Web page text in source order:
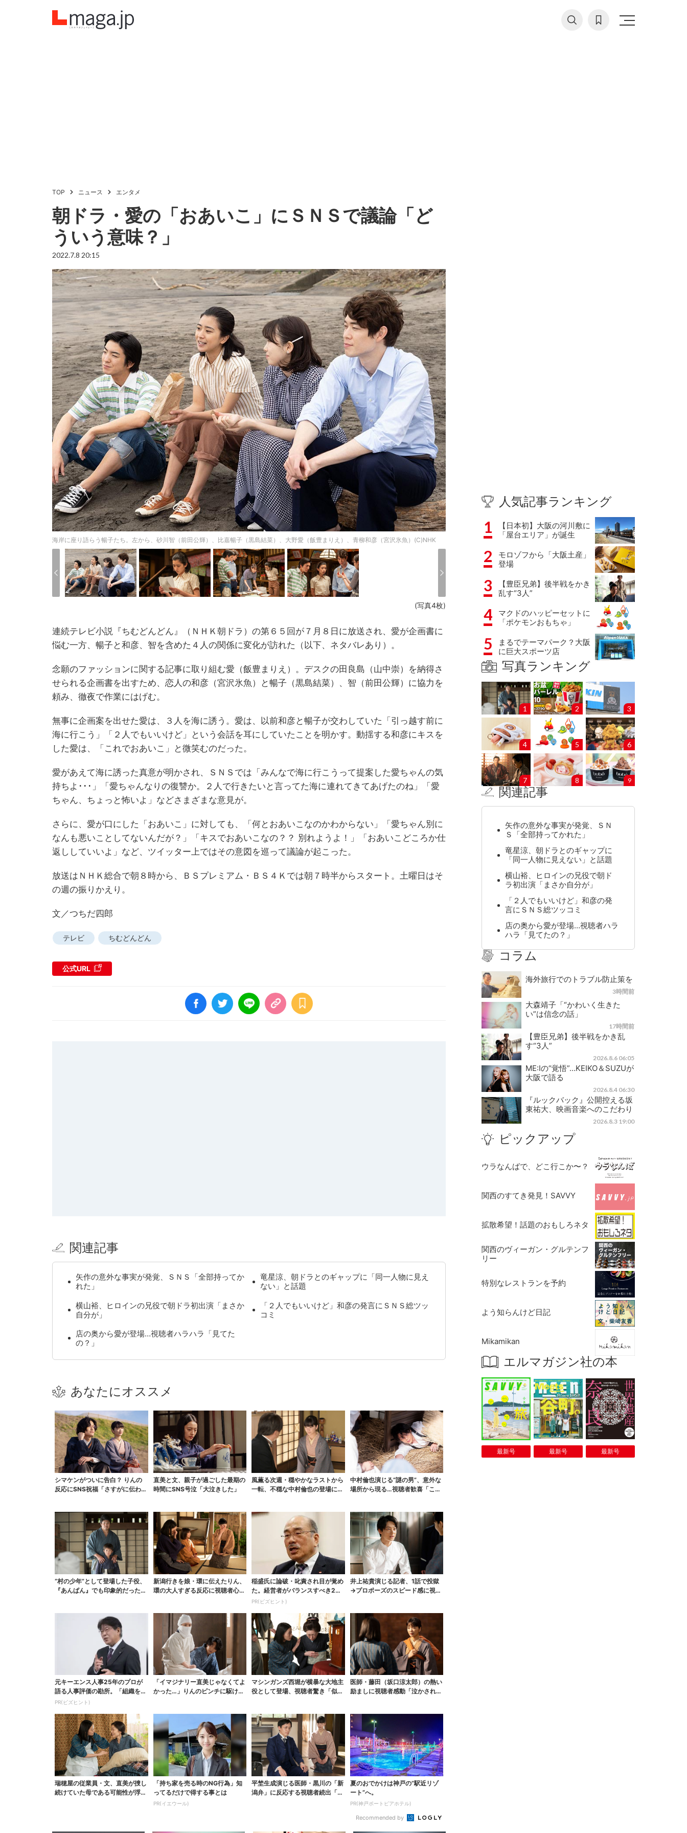
TOP ニュース エンタメ
朝ドラ・愛の「おあいこ」にＳＮＳで議論「ど
ういう意味？」
2022.7.8 20:15
海岸に座り語らう暢子たち。左から、砂川智（前田公輝）、比嘉暢子（黒島結菜）、大野愛（飯豊まりえ）、青柳和彦（宮沢氷魚）(C)NHK
(写真4枚)
連続テレビ小説『ちむどんどん』（ＮＨＫ朝ドラ）の第６５回が７月８日に放送され、愛が企画書に
悩む一方、暢子と和彦、智を含めた４人の関係に変化が訪れた（以下、ネタバレあり）。
念願のファッションに関する記事に取り組む愛（飯豊まりえ）。デスクの田良島（山中崇）を納得さ
せられる企画書を出すため、恋人の和彦（宮沢氷魚）と暢子（黒島結菜）、智（前田公輝）に協力を
頼み、徹夜で作業にはげむ。
無事に企画案を出せた愛は、３人を海に誘う。愛は、以前和彦と暢子が交わしていた「引っ越す前に
海に行こう」「２人でもいいけど」という会話を耳にしていたことを明かす。動揺する和彦にキスを
した愛は、「これでおあいこ」と微笑むのだった。
愛があえて海に誘った真意が明かされ、ＳＮＳでは「みんなで海に行こうって提案した愛ちゃんの気
持ちよ･･･」「愛ちゃんなりの復讐か。２人で行きたいと言ってた海に連れてきてあげたのね」「愛
ちゃん、ちょっと怖いよ」などさまざまな意見が。
さらに、愛が口にした「おあいこ」に対しても、「何とおあいこなのかわからない」「愛ちゃん別に
なんも悪いことしてないんだが？」「キスでおあいこなの？？ 別れようよ！」「おあいこどころか仕
返ししていいよ」など、ツイッター上ではその意図を巡って議論が起こった。
放送はＮＨＫ総合で朝８時から、ＢＳプレミアム・ＢＳ４Ｋでは朝７時半からスタート。土曜日はそ
の週の振りかえり。
文／つちだ四郎
テレビ ちむどんどん
公式URL
関連記事
矢作の意外な事実が発覚、ＳＮＳ「全部持ってか
れた」
竜星涼、朝ドラとのギャップに「同一人物に見え
ない」と話題
横山裕、ヒロインの兄役で朝ドラ初出演「まさか
自分が」
「２人でもいいけど」和彦の発言にＳＮＳ総ツッ
コミ
店の奥から愛が登場…視聴者ハラハラ「見てた
の？」
あなたにオススメ
シマケンがついに告白？ りんの
反応にSNS祝福「さすがに伝わっ
直美と文、親子が過ごした最期の
時間にSNS号泣「大泣きした」
風薫る次週・穏やかなラストから
一転、不穏な中村倫也の登場に視
中村倫也演じる“謎の男”、意外な
場所から現る…視聴者歓喜「こん
“村の少年”として登場した子役、
『あんぱん』でも印象的だった…
新潟行きを娘・環に伝えたりん、
環の大人すぎる反応に視聴者心配
稲盛氏に論破・叱責され目が覚め
た。経営者がバランスすべき2つ
の背反
PR(ビズヒント)
井上祐貴演じる記者、1話で投獄
→プロポーズのスピード感に視聴
元キーエンス人事25年のプロが
語る人事評価の勘所。「組織を腐
らせるNG評価」とは...
PR(ビズヒント)
「イマジナリー直美じゃなくてよ
かった…」りんのピンチに駆けつ
マシンガンズ西堀が横暴な大地主
役として登場、視聴者驚き「似て
医師・藤田（坂口涼太郎）の熱い
励ましに視聴者感動「泣かされる
瑞穂屋の従業員・文、直美が捜し
続けていた母である可能性が浮
「持ち家を売る時のNG行為」知
ってるだけで得する事とは
PR(イエウール)
平埜生成演じる医師・黒川の「新
潟弁」に反応する視聴者続出「グ
夏のおでかけは神戸の”駅近リゾ
ート”へ。
PR(神戸ポートピアホテル)
Recommended by
人気記事ランキング
1
【日本初】大阪の河川敷に
「屋台エリア」が誕生
2
モロゾフから「大阪土産」
登場
3
【豊臣兄弟】後半戦をかき
乱す“3人”
4
マクドのハッピーセットに
「ポケモンおもちゃ」
5
まるでテーマパーク？大阪
に巨大スポーツ店
写真ランキング
1 2 3
4 5 6
7 8 9
関連記事
矢作の意外な事実が発覚、ＳＮ
Ｓ「全部持ってかれた」
竜星涼、朝ドラとのギャップに
「同一人物に見えない」と話題
横山裕、ヒロインの兄役で朝ド
ラ初出演「まさか自分が」
「２人でもいいけど」和彦の発
言にＳＮＳ総ツッコミ
店の奥から愛が登場…視聴者ハラ
ハラ「見てたの？」
コラム
海外旅行でのトラブル防止策を
3時間前
大森靖子「“かわいく生きた
い”は信念の話」
17時間前
【豊臣兄弟】後半戦をかき乱
す“3人”
2026.8.6 06:05
ME:Iの“覚悟”…KEIKO＆SUZUが
大阪で語る
2026.8.4 06:30
『ルックバック』公開控える坂
東祐大、映画音楽へのこだわり
2026.8.3 19:00
ピックアップ
ウラなんばで、どこ行こか〜？
関西のすてき発見！SAVVY
拡散希望！話題のおもしろネタ
関西のヴィーガン・グルテンフ
リー
特別なレストランを予約
よう知らんけど日記
Mikamikan
エルマガジン社の本
最新号 最新号 最新号